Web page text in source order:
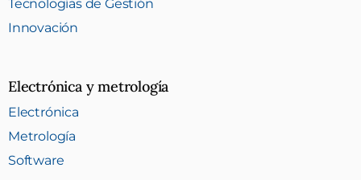
Tecnologías de Gestión
Innovación
Electrónica y metrología
Electrónica
Metrología
Software